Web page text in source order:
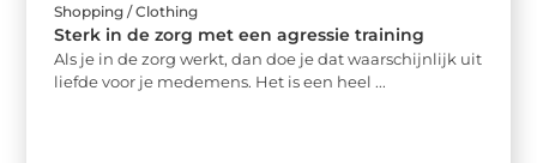
Shopping / Clothing
Sterk in de zorg met een agressie training
Als je in de zorg werkt, dan doe je dat waarschijnlijk uit
liefde voor je medemens. Het is een heel ...